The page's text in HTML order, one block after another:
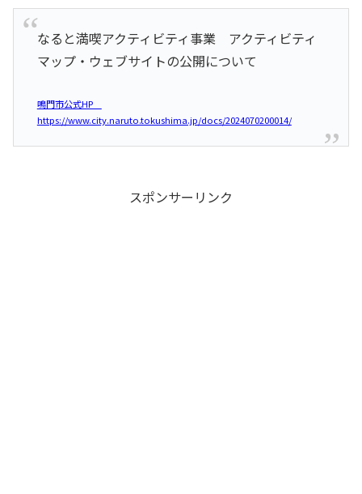
なると満喫アクティビティ事業 アクティビティ
マップ・ウェブサイトの公開について
鳴門市公式HP
https://www.city.naruto.tokushima.jp/docs/2024070200014/
スポンサーリンク